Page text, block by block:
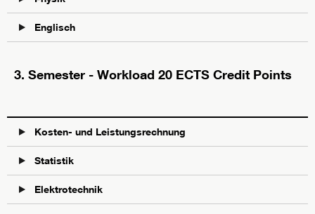
Englisch
3. Semester - Workload 20 ECTS Credit Points
Kosten- und Leistungsrechnung
Statistik
Elektrotechnik